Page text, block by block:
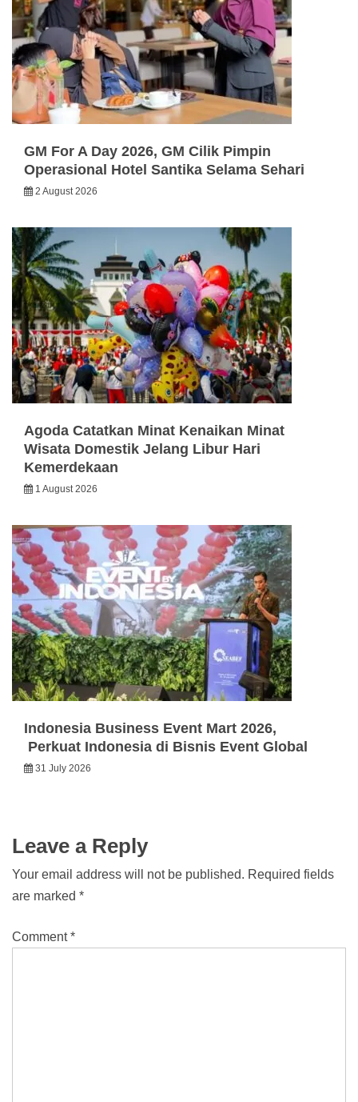
GM For A Day 2026, GM Cilik Pimpin
Operasional Hotel Santika Selama Sehari
2 August 2026
Agoda Catatkan Minat Kenaikan Minat
Wisata Domestik Jelang Libur Hari
Kemerdekaan
1 August 2026
Indonesia Business Event Mart 2026,
Perkuat Indonesia di Bisnis Event Global
31 July 2026
Leave a Reply
Your email address will not be published. Required fields
are marked *
Comment*